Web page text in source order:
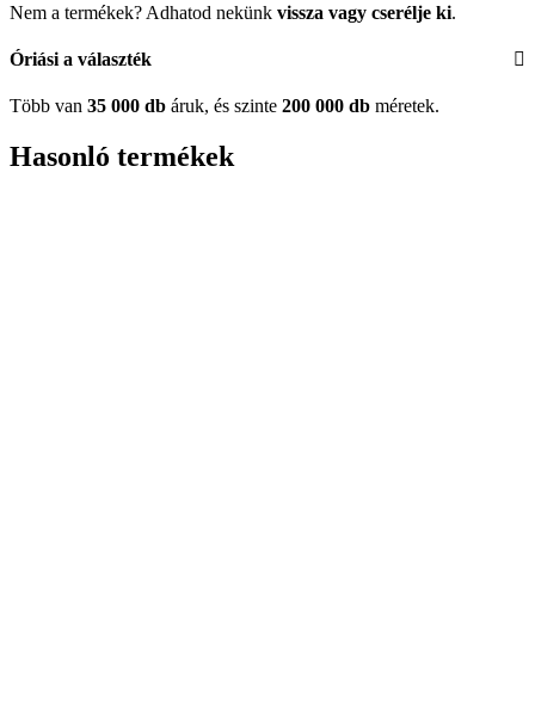
Nem a termékek? Adhatod nekünk vissza vagy cserélje ki.
Óriási a választék
Több van 35 000 db áruk, és szinte 200 000 db méretek.
Hasonló termékek